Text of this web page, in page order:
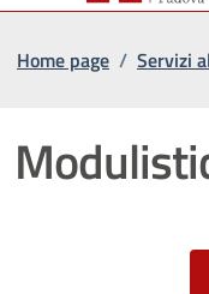
Home page / Servizi